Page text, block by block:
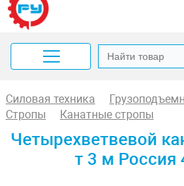
Силовая техника
Стропы
Канатные стропы
Четырехветвевой
т 3 м Россия